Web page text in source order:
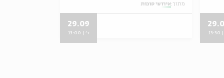
מתוך:אירועי סוכות
29.09
ד' | 13:00